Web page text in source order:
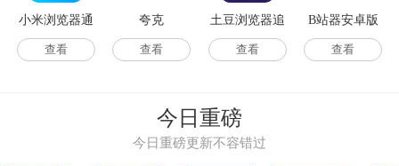
小米浏览器通
用版
查看
夸克
查看
土豆浏览器追
剧
查看
B站器安卓版
查看
今日重磅
今日重磅更新不容错过